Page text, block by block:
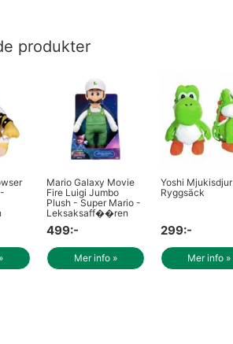
produkter
Mario Galaxy Movie
Fire Luigi Jumbo
Plush - Super Mario -
Leksaksaff��ren
499:-
Mer info »
Yoshi Mjukisdjur
Ryggsäck
299:-
Mer info »